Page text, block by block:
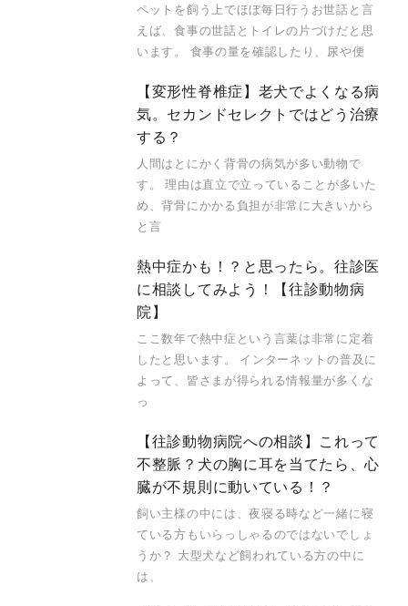
ペットを飼う上でほぼ毎日行うお世話と言
えば、食事の世話とトイレの片づけだと思
います。 食事の量を確認したり、尿や便
【変形性脊椎症】老犬でよくなる病
気。セカンドセレクトではどう治療
する？
人間はとにかく背骨の病気が多い動物で
す。 理由は直立で立っていることが多いた
め、背骨にかかる負担が非常に大きいから
と言
熱中症かも！？と思ったら。往診医
に相談してみよう！【往診動物病
院】
ここ数年で熱中症という言葉は非常に定着
したと思います。 インターネットの普及に
よって、皆さまが得られる情報量が多くな
っ
【往診動物病院への相談】これって
不整脈？犬の胸に耳を当てたら、心
臓が不規則に動いている！？
飼い主様の中には、夜寝る時など一緒に寝
ている方もいらっしゃるのではないでしょ
うか？ 大型犬など飼われている方の中に
は、